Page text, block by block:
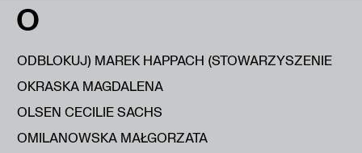
O
ODBLOKUJ) MAREK HAPPACH (STOWARZYSZENIE
OKRASKA MAGDALENA
OLSEN CECILIE SACHS
OMILANOWSKA MAŁGORZATA